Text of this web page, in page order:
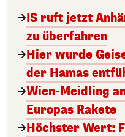
IS ruft jetzt
zu überfahren
Hier wurde
der Hamas
Wien-Meidling
Europas Rakete
Höchster Wert: